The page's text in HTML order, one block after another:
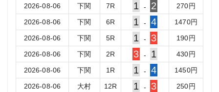
2026-08-06 下関 7R 1 - 2 270円
2026-08-06 下関 6R 1 - 4 1470円
2026-08-06 下関 5R 1 - 3 190円
2026-08-06 下関 2R 3 - 1 430円
2026-08-06 下関 1 R 1 - 4 1450円
2026-08-06 大村 12R 1 - 3 250円